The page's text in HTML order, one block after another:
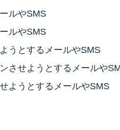
ルやSMS
ルやSMS
うとするメールやSMS
させようとするメールや
ようとするメールやSMS